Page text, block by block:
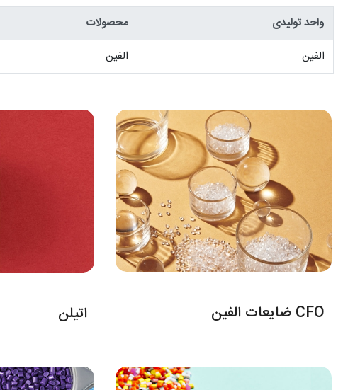
واحد تولیدی محصولات
الفین
الفین
CFO ضایعات الفین اتیلن